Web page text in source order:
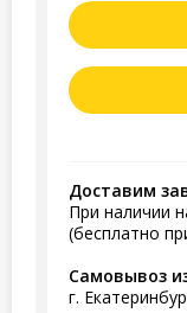
Доставим
При наличии
(бесплатно
Самовывоз
г.